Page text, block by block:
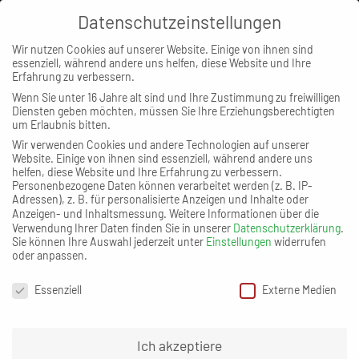
MENÜ
ÖFFENTLICHKEITSARBEIT
Datenschutzeinstellungen
Wir nutzen Cookies auf unserer Website. Einige von ihnen sind
essenziell, während andere uns helfen, diese Website und Ihre
Erfahrung zu verbessern.
Wenn Sie unter 16 Jahre alt sind und Ihre Zustimmung zu freiwilligen
Diensten geben möchten, müssen Sie Ihre Erziehungsberechtigten
um Erlaubnis bitten.
Wir verwenden Cookies und andere Technologien auf unserer
Website. Einige von ihnen sind essenziell, während andere uns
helfen, diese Website und Ihre Erfahrung zu verbessern.
Personenbezogene Daten können verarbeitet werden (z. B. IP-
Adressen), z. B. für personalisierte Anzeigen und Inhalte oder
Anzeigen- und Inhaltsmessung. Weitere Informationen über die
Verwendung Ihrer Daten finden Sie in unserer Datenschutzerklärung.
Sie können Ihre Auswahl jederzeit unter Einstellungen widerrufen
oder anpassen.
Essenziell
Externe Medien
Ich akzeptiere